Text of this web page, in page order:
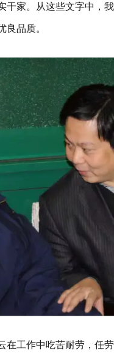
干家。从这些文字中，
良品质。
在工作中吃苦耐劳，任